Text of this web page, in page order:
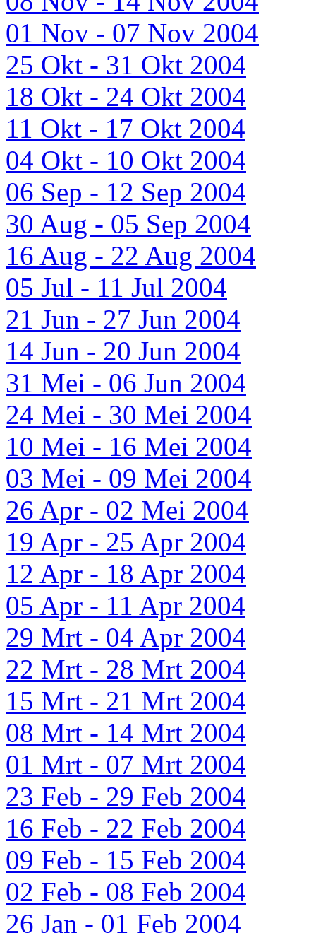
01 Nov - 07 Nov 2004
25 Okt - 31 Okt 2004
18 Okt - 24 Okt 2004
11 Okt - 17 Okt 2004
04 Okt - 10 Okt 2004
06 Sep - 12 Sep 2004
30 Aug - 05 Sep 2004
16 Aug - 22 Aug 2004
05 Jul - 11 Jul 2004
21 Jun - 27 Jun 2004
14 Jun - 20 Jun 2004
31 Mei - 06 Jun 2004
24 Mei - 30 Mei 2004
10 Mei - 16 Mei 2004
03 Mei - 09 Mei 2004
26 Apr - 02 Mei 2004
19 Apr - 25 Apr 2004
12 Apr - 18 Apr 2004
05 Apr - 11 Apr 2004
29 Mrt - 04 Apr 2004
22 Mrt - 28 Mrt 2004
15 Mrt - 21 Mrt 2004
08 Mrt - 14 Mrt 2004
01 Mrt - 07 Mrt 2004
23 Feb - 29 Feb 2004
16 Feb - 22 Feb 2004
09 Feb - 15 Feb 2004
02 Feb - 08 Feb 2004
26 Jan - 01 Feb 2004